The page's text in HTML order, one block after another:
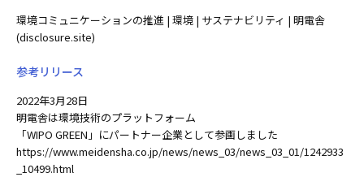
環境コミュニケーションの推進 | 環境 | サステナビリティ | 明電舎
(disclosure.site)
参考リリース
2022年3月28日
明電舎は環境技術のプラットフォーム
「WIPO GREEN」にパートナー企業として参画しました
https://www.meidensha.co.jp/news/news_03/news_03_01/1242933
_10499.html